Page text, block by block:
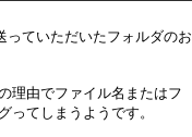
ていただいたフォルダのお
理由でファイル名またはフ
ってしまうようです。